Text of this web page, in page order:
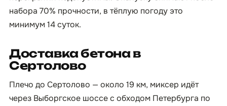
набора 70% прочности, в тёплую погоду это
минимум 14 суток.
Доставка бетона в
Сертолово
Плечо до Сертолово — около 19 км, миксер идёт
через Выборгское шоссе с обходом Петербурга по